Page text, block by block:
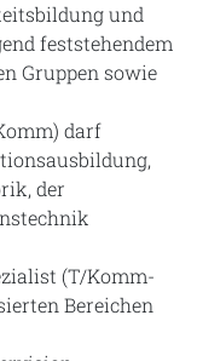
und
feststehendem
Gruppen sowie
darf
der
(T/Komm-
Bereichen